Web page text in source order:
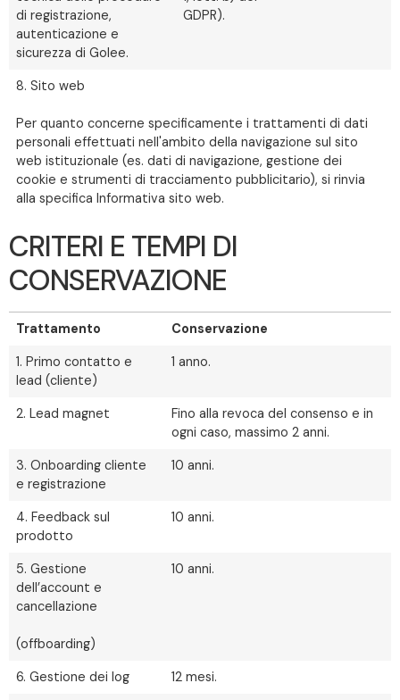
di registrazione,
autenticazione e
sicurezza di Golee.
GDPR).
8. Sito web
Per quanto concerne specificamente i trattamenti di dati
personali effettuati nell'ambito della navigazione sul sito
web istituzionale (es. dati di navigazione, gestione dei
cookie e strumenti di tracciamento pubblicitario), si rinvia
alla specifica Informativa sito web.
CRITERI E TEMPI DI
CONSERVAZIONE
Trattamento Conservazione
1. Primo contatto e
lead (cliente)
1 anno.
2. Lead magnet
Fino alla revoca del consenso e in
ogni caso, massimo 2 anni.
3. Onboarding cliente
e registrazione
10 anni.
4. Feedback sul
prodotto
10 anni.
5. Gestione
dell’account e
cancellazione
(offboarding)
10 anni.
6. Gestione dei log 12 mesi.